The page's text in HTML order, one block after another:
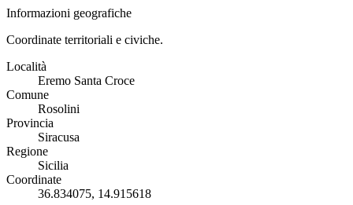
Informazioni geografiche
Coordinate territoriali e civiche.
Località
Eremo Santa Croce
Comune
Rosolini
Provincia
Siracusa
Regione
Sicilia
Coordinate
36.834075, 14.915618